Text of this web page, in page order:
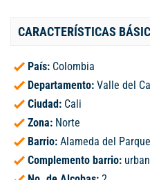
CARACTERÍSTICAS
País: Colombia
Departamento: Valle del
Ciudad: Cali
Zona: Norte
Barrio: Alameda del Parque
Complemento barrio: